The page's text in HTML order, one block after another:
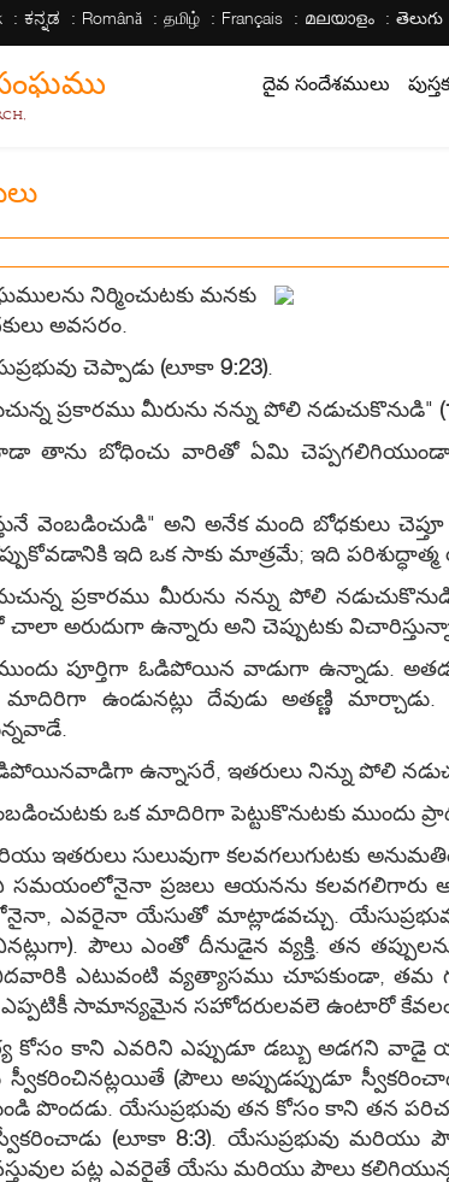
ಕನ್ನಡ Română தமிழ் Français മലയാളം తెలుగు
దైవ సందేశములు
నిర్మించుటకు మనకు
అవసరం.
చెప్పాడు (లూకా 9:23).
ప్రకారము మీరును నన్ను పోలి నడుచుకొనుడి"
కూడా తాను బోధించు వారితో ఏమి
వెంబడించుడి" అని అనేక మంది బోధకులు
ఇది ఒక సాకు మాత్రమే; ఇది పరిశుద్ధాత్మ
ప్రకారము మీరును నన్ను పోలి
అరుదుగా ఉన్నారు అని చెప్పుటకు
పూర్తిగా ఓడిపోయిన వాడుగా ఉన్నాడు.
మాదిరిగా ఉండునట్లు దేవుడు అతణ్ణి మార్చాడు.
ఉన్నాసరే, ఇతరులు నిన్ను పోలి
ఒక మాదిరిగా పెట్టుకొనుటకు ముందు
ఇతరులు సులువుగా కలవగలుగుటకు
సమయంలోనైనా ప్రజలు ఆయనను కలవగలిగారు
ఎవరైనా యేసుతో మాట్లాడవచ్చు. యేసుప్రభువు
). పౌలు ఎంతో దీనుడైన వ్యక్తి. తన
ఎటువంటి వ్యత్యాసము చూపకుండా, తమ
సామాన్యమైన సహోదరులవలె ఉంటారో కేవలం
కోసం కాని ఎవరిని ఎప్పుడూ డబ్బు అడగని
స్వీకరించినట్లయితే (పౌలు అప్పుడప్పుడూ
పొందడు. యేసుప్రభువు తన కోసం కాని తన
(లూకా8:3). యేసుప్రభువు మరియు
పట్ల ఎవరైతే యేసు మరియు పౌలు